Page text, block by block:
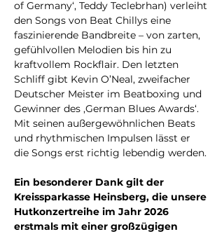
of Germany‘, Teddy Teclebrhan) verleiht
den Songs von Beat Chillys eine
faszinierende Bandbreite – von zarten,
gefühlvollen Melodien bis hin zu
kraftvollem Rockflair. Den letzten
Schliff gibt Kevin O’Neal, zweifacher
Deutscher Meister im Beatboxing und
Gewinner des ,German Blues Awards‘.
Mit seinen außergewöhnlichen Beats
und rhythmischen Impulsen lässt er
die Songs erst richtig lebendig werden.
Ein besonderer Dank gilt der
Kreissparkasse Heinsberg, die unsere
Hutkonzertreihe im Jahr 2026
erstmals mit einer großzügigen